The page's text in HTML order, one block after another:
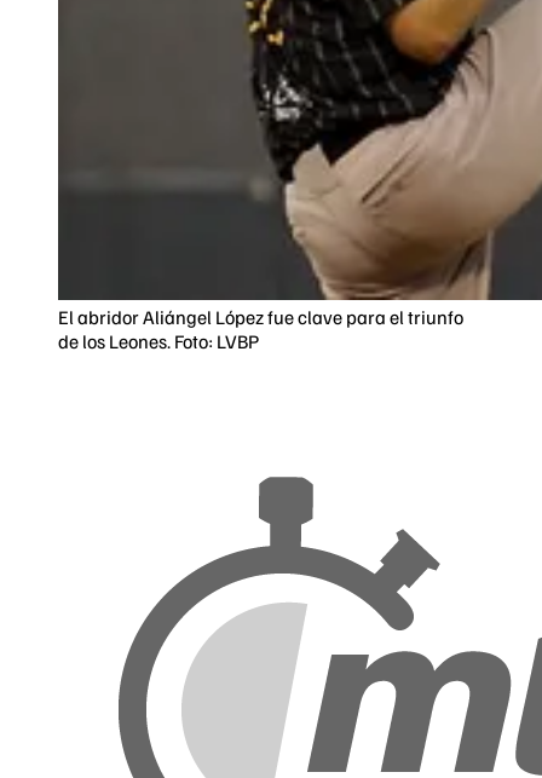
El abridor Aliángel López fue clave para el triunfo
de los Leones. Foto: LVBP